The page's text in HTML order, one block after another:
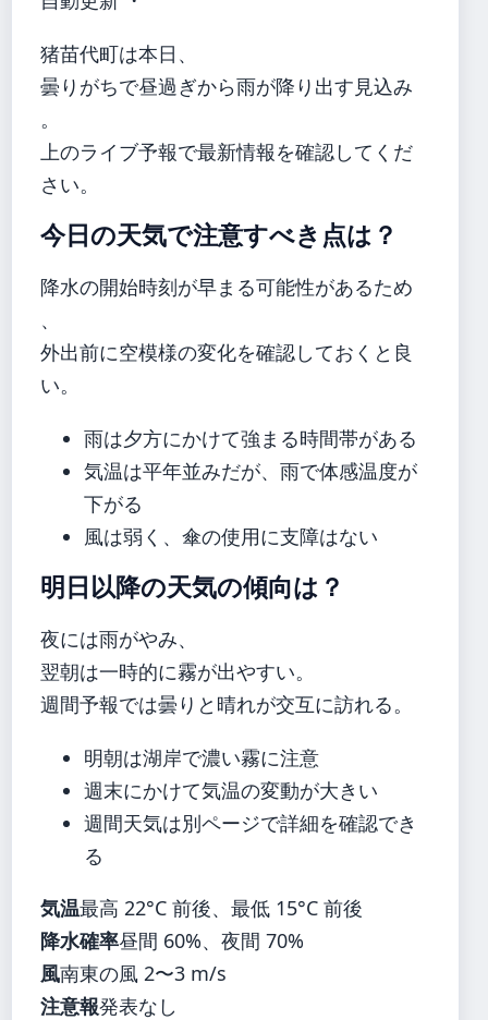
猪苗代町は本日、
曇りがちで昼過ぎから雨が降り出す見込み
。
上のライブ予報で最新情報を確認してくだ
さい。
今日の天気で注意すべき点は？
降水の開始時刻が早まる可能性があるため
、
外出前に空模様の変化を確認しておくと良
い。
雨は夕方にかけて強まる時間帯がある
気温は平年並みだが、雨で体感温度が
下がる
風は弱く、傘の使用に支障はない
明日以降の天気の傾向は？
夜には雨がやみ、
翌朝は一時的に霧が出やすい。
週間予報では曇りと晴れが交互に訪れる。
明朝は湖岸で濃い霧に注意
週末にかけて気温の変動が大きい
週間天気は別ページで詳細を確認でき
る
気温最高 22°C 前後、最低 15°C 前後
降水確率昼間 60%、夜間 70%
風南東の風 2〜3 m/s
注意報発表なし